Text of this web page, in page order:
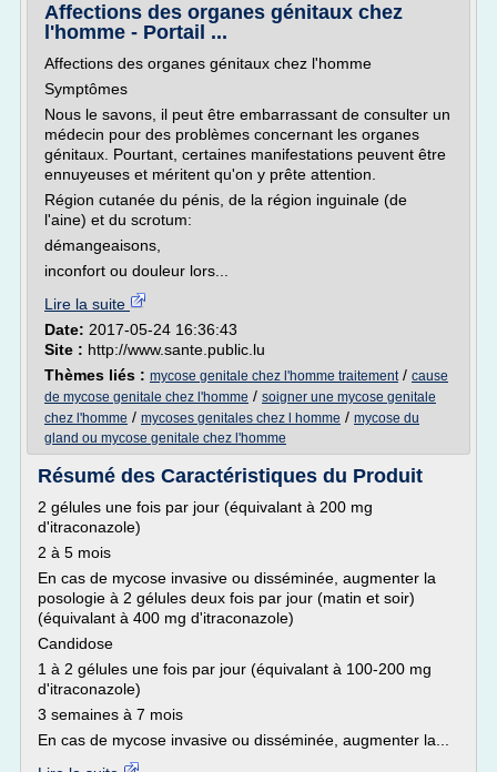
Affections des organes génitaux chez
l'homme - Portail ...
Affections des organes génitaux chez l'homme
Symptômes
Nous le savons, il peut être embarrassant de consulter un
médecin pour des problèmes concernant les organes
génitaux. Pourtant, certaines manifestations peuvent être
ennuyeuses et méritent qu'on y prête attention.
Région cutanée du pénis, de la région inguinale (de
l'aine) et du scrotum:
démangeaisons,
inconfort ou douleur lors...
Lire la suite
Date: 2017-05-24 16:36:43
Site : http://www.sante.public.lu
Thèmes liés : mycose genitale chez l'homme traitement/ cause
de mycose genitale chez l'homme / soigner une mycose genitale
chez l'homme / mycoses genitales chez l homme / mycose du
gland ou mycose genitale chez l'homme
Résumé des Caractéristiques du Produit
2 gélules une fois par jour (équivalant à 200 mg
d'itraconazole)
2 à 5 mois
En cas de mycose invasive ou disséminée, augmenter la
posologie à 2 gélules deux fois par jour (matin et soir)
(équivalant à 400 mg d'itraconazole)
Candidose
1 à 2 gélules une fois par jour (équivalant à 100-200 mg
d'itraconazole)
3 semaines à 7 mois
En cas de mycose invasive ou disséminée, augmenter la...